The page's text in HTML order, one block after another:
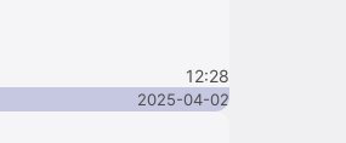
12:28
2025-04-02